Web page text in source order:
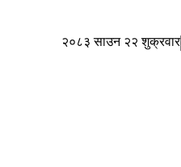
२०८३ साउन २२ शुक्रवार